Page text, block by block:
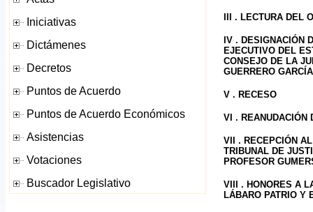
III . LECTURA DEL
IV . DESIGNACIÓN
EJECUTIVO DEL
CONSEJO DE LA
GUERRERO
V . RECESO
VI . REANUDACIÓN
VII . RECEPCIÓN
TRIBUNAL DE
PROFESOR
VIII . HONORES A
LÁBARO PATRIO Y